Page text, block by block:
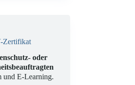
Zertifikat
oder
und E-Learning.